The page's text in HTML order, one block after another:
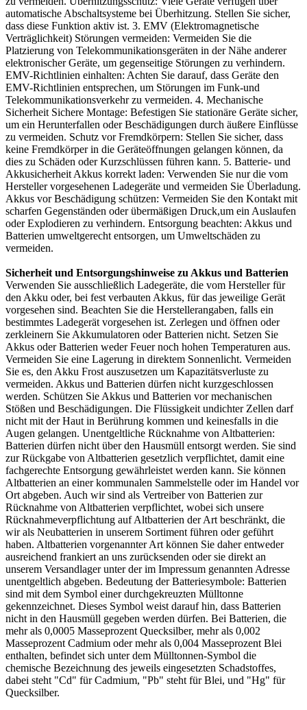
automatische Abschaltsysteme bei Überhitzung. Stellen Sie sicher,
dass diese Funktion aktiv ist. 3. EMV (Elektromagnetische
Verträglichkeit) Störungen vermeiden: Vermeiden Sie die
Platzierung von Telekommunikationsgeräten in der Nähe anderer
elektronischer Geräte, um gegenseitige Störungen zu verhindern.
EMV-Richtlinien einhalten: Achten Sie darauf, dass Geräte den
EMV-Richtlinien entsprechen, um Störungen im Funk-und
Telekommunikationsverkehr zu vermeiden. 4. Mechanische
Sicherheit Sichere Montage: Befestigen Sie stationäre Geräte sicher,
um ein Herunterfallen oder Beschädigungen durch äußere Einflüsse
zu vermeiden. Schutz vor Fremdkörpern: Stellen Sie sicher, dass
keine Fremdkörper in die Geräteöffnungen gelangen können, da
dies zu Schäden oder Kurzschlüssen führen kann. 5. Batterie- und
Akkusicherheit Akkus korrekt laden: Verwenden Sie nur die vom
Hersteller vorgesehenen Ladegeräte und vermeiden Sie Überladung.
Akkus vor Beschädigung schützen: Vermeiden Sie den Kontakt mit
scharfen Gegenständen oder übermäßigen Druck,um ein Auslaufen
oder Explodieren zu verhindern. Entsorgung beachten: Akkus und
Batterien umweltgerecht entsorgen, um Umweltschäden zu
vermeiden.
Sicherheit und Entsorgungshinweise zu Akkus und Batterien
Verwenden Sie ausschließlich Ladegeräte, die vom Hersteller für
den Akku oder, bei fest verbauten Akkus, für das jeweilige Gerät
vorgesehen sind. Beachten Sie die Herstellerangaben, falls ein
bestimmtes Ladegerät vorgesehen ist. Zerlegen und öffnen oder
zerkleinern Sie Akkumulatoren oder Batterien nicht. Setzen Sie
Akkus oder Batterien weder Feuer noch hohen Temperaturen aus.
Vermeiden Sie eine Lagerung in direktem Sonnenlicht. Vermeiden
Sie es, den Akku Frost auszusetzen um Kapazitätsverluste zu
vermeiden. Akkus und Batterien dürfen nicht kurzgeschlossen
werden. Schützen Sie Akkus und Batterien vor mechanischen
Stößen und Beschädigungen. Die Flüssigkeit undichter Zellen darf
nicht mit der Haut in Berührung kommen und keinesfalls in die
Augen gelangen. Unentgeltliche Rücknahme von Altbatterien:
Batterien dürfen nicht über den Hausmüll entsorgt werden. Sie sind
zur Rückgabe von Altbatterien gesetzlich verpflichtet, damit eine
fachgerechte Entsorgung gewährleistet werden kann. Sie können
Altbatterien an einer kommunalen Sammelstelle oder im Handel vor
Ort abgeben. Auch wir sind als Vertreiber von Batterien zur
Rücknahme von Altbatterien verpflichtet, wobei sich unsere
Rücknahmeverpflichtung auf Altbatterien der Art beschränkt, die
wir als Neubatterien in unserem Sortiment führen oder geführt
haben. Altbatterien vorgenannter Art können Sie daher entweder
ausreichend frankiert an uns zurücksenden oder sie direkt an
unserem Versandlager unter der im Impressum genannten Adresse
unentgeltlich abgeben. Bedeutung der Batteriesymbole: Batterien
sind mit dem Symbol einer durchgekreuzten Mülltonne
gekennzeichnet. Dieses Symbol weist darauf hin, dass Batterien
nicht in den Hausmüll gegeben werden dürfen. Bei Batterien, die
mehr als 0,0005 Masseprozent Quecksilber, mehr als 0,002
Masseprozent Cadmium oder mehr als 0,004 Masseprozent Blei
enthalten, befindet sich unter dem Mülltonnen-Symbol die
chemische Bezeichnung des jeweils eingesetzten Schadstoffes,
dabei steht "Cd" für Cadmium, "Pb" steht für Blei, und "Hg" für
Quecksilber.